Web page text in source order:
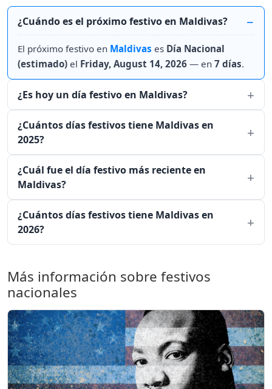
¿Cuándo es el próximo festivo en Maldivas?
El próximo festivo en Maldivas es Día Nacional
(estimado) el Friday, August 14, 2026 — en 7 días.
¿Es hoy un día festivo en Maldivas?
¿Cuántos días festivos tiene Maldivas en
2025?
¿Cuál fue el día festivo más reciente en
Maldivas?
¿Cuántos días festivos tiene Maldivas en
2026?
Más información sobre festivos
nacionales